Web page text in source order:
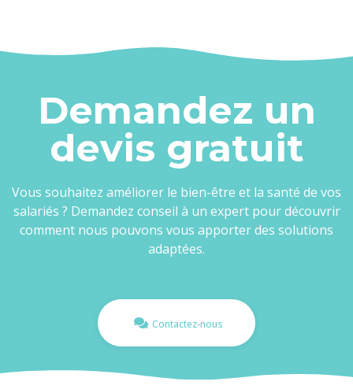
Demandez un
devis gratuit
Vous souhaitez améliorer le bien-être et la santé de vos
salariés ? Demandez conseil à un expert pour découvrir
comment nous pouvons vous apporter des solutions
adaptées.
Contactez-nous